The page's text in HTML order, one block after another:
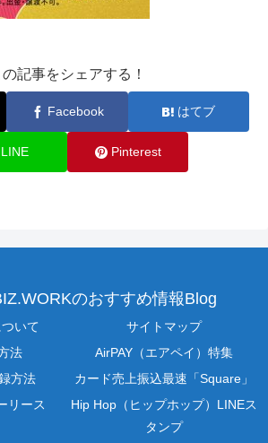
の記事をシェアする！
Facebook はてブ
LINE Pinterest
のおすすめ情報Blog
いて
サイトマップ
法
AirPAY（エアペイ）特集
方法
カード売上振込最速「Square」
リース
Hip Hop（ヒップホップ）LINEス
タンプ